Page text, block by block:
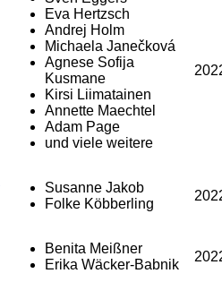
Eva Hertzsch
Andrej Holm
Michaela Janečková
Agnese Sofija
Kusmane
Kirsi Liimatainen
Annette Maechtel
Adam Page
und viele weitere
Susanne Jakob
Folke Köbberling
Benita Meißner
Erika Wäcker-Babnik